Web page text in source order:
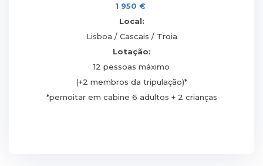
1 950 €
Local:
Lisboa / Cascais / Troia
Lotação:
12 pessoas máximo
(+2 membros da tripulação)*
*pernoitar em cabine 6 adultos + 2 crianças